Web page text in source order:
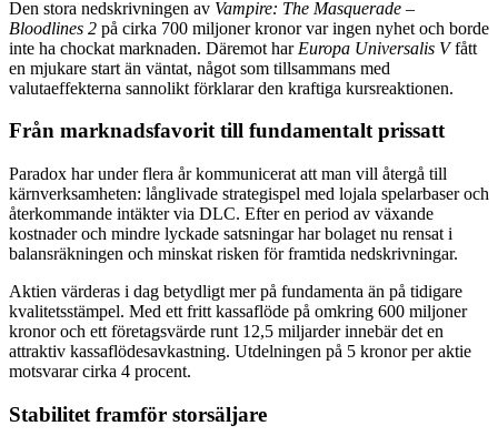
Den stora nedskrivningen av Vampire: The Masquerade –
Bloodlines 2 på cirka 700 miljoner kronor var ingen nyhet och borde
inte ha chockat marknaden. Däremot har Europa Universalis Vfått
en mjukare start än väntat, något som tillsammans med
valutaeffekterna sannolikt förklarar den kraftiga kursreaktionen.
Från marknadsfavorit till fundamentalt prissatt
Paradox har under flera år kommunicerat att man vill återgå till
kärnverksamheten: långlivade strategispel med lojala spelarbaser och
återkommande intäkter via DLC. Efter en period av växande
kostnader och mindre lyckade satsningar har bolaget nu rensat i
balansräkningen och minskat risken för framtida nedskrivningar.
Aktien värderas i dag betydligt mer på fundamenta än på tidigare
kvalitetsstämpel. Med ett fritt kassaflöde på omkring 600 miljoner
kronor och ett företagsvärde runt 12,5 miljarder innebär det en
attraktiv kassaflödesavkastning. Utdelningen på 5 kronor per aktie
motsvarar cirka 4 procent.
Stabilitet framför storsäljare